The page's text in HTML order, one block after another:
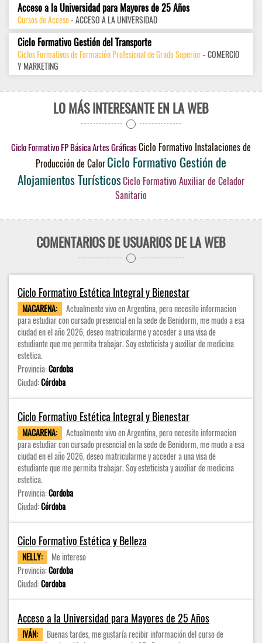
Acceso a la Universidad para Mayores de 25 Años
Cursos de Acceso- ACCESO A LA UNIVERSIDAD
Ciclo Formativo Gestión del Transporte
Ciclos Formativos de Formación Profesional de Grado Superior- COMERCIO
Y MARKETING
LO MÁS INTERESANTE EN LA WEB
Ciclo Formativo FP Básica Artes GráficasCiclo Formativo Instalaciones de
Producción de CalorCiclo Formativo Gestión de
Alojamientos TurísticosCiclo Formativo Auxiliar de Celador
Sanitario
COMENTARIOS DE USUARIOS DE LA WEB
Ciclo Formativo Estética Integral y Bienestar
MACARENA:
Actualmente vivo en Argentina, pero necesito informacion
para estudiar con cursado presencial en la sede de Benidorm, me mudo a esa
ciudad en el año 2026, deseo matricularme y acceder a una visa de
estudiante que me permita trabajar. Soy esteticista y auxiliar de medicina
estetica.
Provincia:Cordoba
Ciudad:Córdoba
Ciclo Formativo Estética Integral y Bienestar
MACARENA:
Actualmente vivo en Argentina, pero necesito informacion
para estudiar con cursado presencial en la sede de Benidorm, me mudo a esa
ciudad en el año 2026, deseo matricularme y acceder a una visa de
estudiante que me permita trabajar. Soy esteticista y auxiliar de medicina
estetica.
Provincia:Cordoba
Ciudad:Córdoba
Ciclo Formativo Estética y Belleza
NELLY:
Me intereso
Provincia:Cordoba
Ciudad:Cordoba
Acceso a la Universidad para Mayores de 25 Años
IVÁN:
Buenas tardes, me gustaría recibir información del curso de